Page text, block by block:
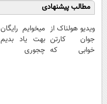
مطالب پیشنهادی
ویدیو هولناک از
جوان کارتن
خوابی که
میخوایم رایگان
بهت یاد بدیم
چجوری